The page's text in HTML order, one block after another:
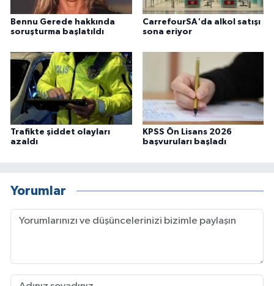
Bennu Gerede hakkında
soruşturma başlatıldı
CarrefourSA'da alkol satışı
sona eriyor
Trafikte şiddet olayları
azaldı
KPSS Ön Lisans 2026
başvuruları başladı
Yorumlar